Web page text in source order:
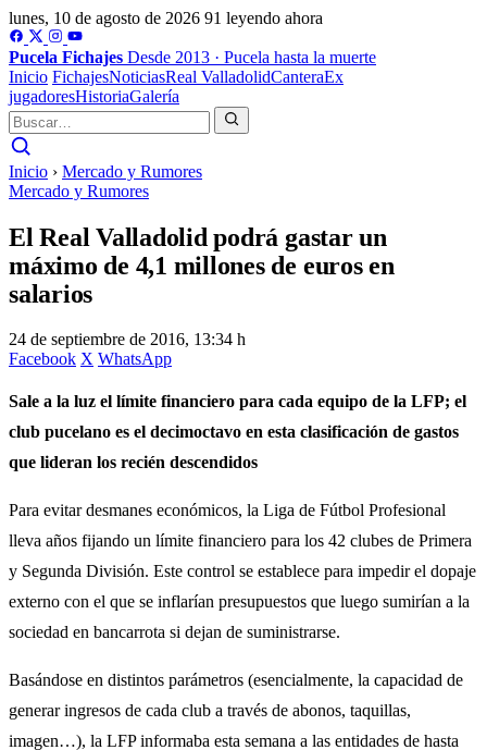
lunes, 10 de agosto de 2026 91 leyendo ahora
Pucela Fichajes Desde 2013 · Pucela hasta la muerte
Inicio FichajesNoticiasReal ValladolidCanteraEx
jugadoresHistoriaGalería
Inicio › Mercado y Rumores
Mercado y Rumores
El Real Valladolid podrá gastar un
máximo de 4,1 millones de euros en
salarios
24 de septiembre de 2016, 13:34 h
Facebook X WhatsApp
Sale a la luz el límite financiero para cada equipo de la LFP; el
club pucelano es el decimoctavo en esta clasificación de gastos
que lideran los recién descendidos
Para evitar desmanes económicos, la Liga de Fútbol Profesional
lleva años fijando un límite financiero para los 42 clubes de Primera
y Segunda División. Este control se establece para impedir el dopaje
externo con el que se inflarían presupuestos que luego sumirían a la
sociedad en bancarrota si dejan de suministrarse.
Basándose en distintos parámetros (esencialmente, la capacidad de
generar ingresos de cada club a través de abonos, taquillas,
imagen…), la LFP informaba esta semana a las entidades de hasta